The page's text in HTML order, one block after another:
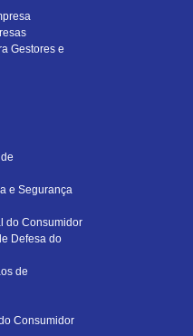
Gestores e
e Segurança
do Consumidor
Defesa do
de
Consumidor